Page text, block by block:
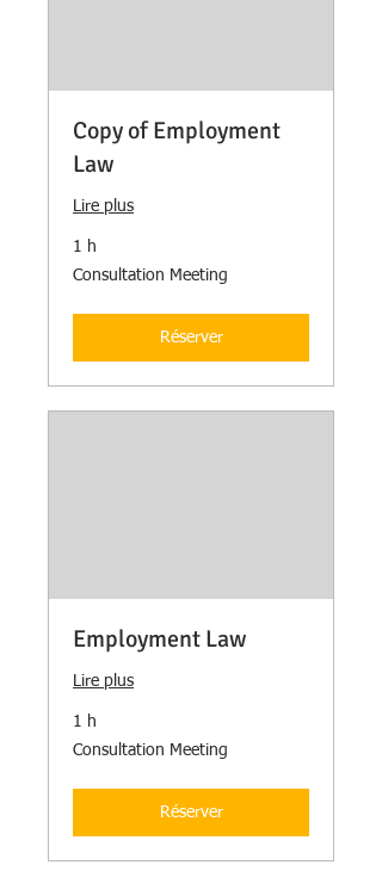
Copy of Employment
Law
Lire plus
1 h
Consultation
Meeting
Consultation Meeting
Réserver
Employment Law
Lire plus
1 h
Consultation
Meeting
Consultation Meeting
Réserver